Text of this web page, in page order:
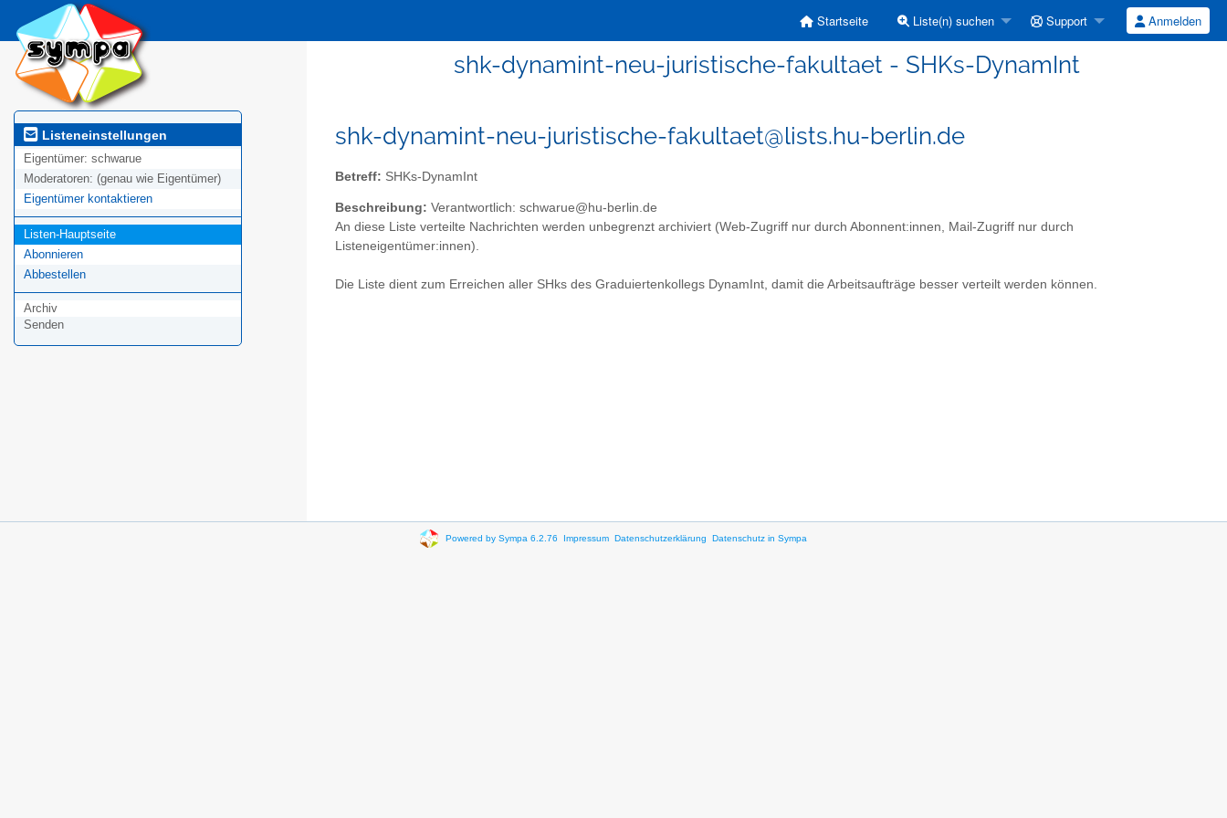
Startseite Liste(n) suchen Support Anmelden
shk-dynamint-neu-juristische-fakultaet - SHKs-DynamInt
Listeneinstellungen
Eigentümer: schwarue
Moderatoren: (genau wie Eigentümer)
Eigentümer kontaktieren
Listen-Hauptseite
Abonnieren
Abbestellen
Archiv
Senden
shk-dynamint-neu-juristische-fakultaet@lists.hu-berlin.de
Betreff: SHKs-DynamInt
Beschreibung: Verantwortlich: schwarue@hu-berlin.de
An diese Liste verteilte Nachrichten werden unbegrenzt archiviert (Web-Zugriff nur durch Abonnent:innen, Mail-Zugriff nur durch
Listeneigentümer:innen).
Die Liste dient zum Erreichen aller SHks des Graduiertenkollegs DynamInt, damit die Arbeitsaufträge besser verteilt werden können.
Powered by Sympa 6.2.76 Impressum Datenschutzerklärung Datenschutz in Sympa